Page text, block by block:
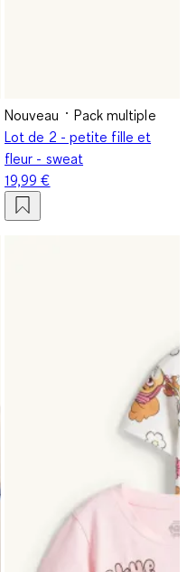
Nouveau
Pack multiple
Lot de 2 - petite fille et
fleur - sweat
19,99 €